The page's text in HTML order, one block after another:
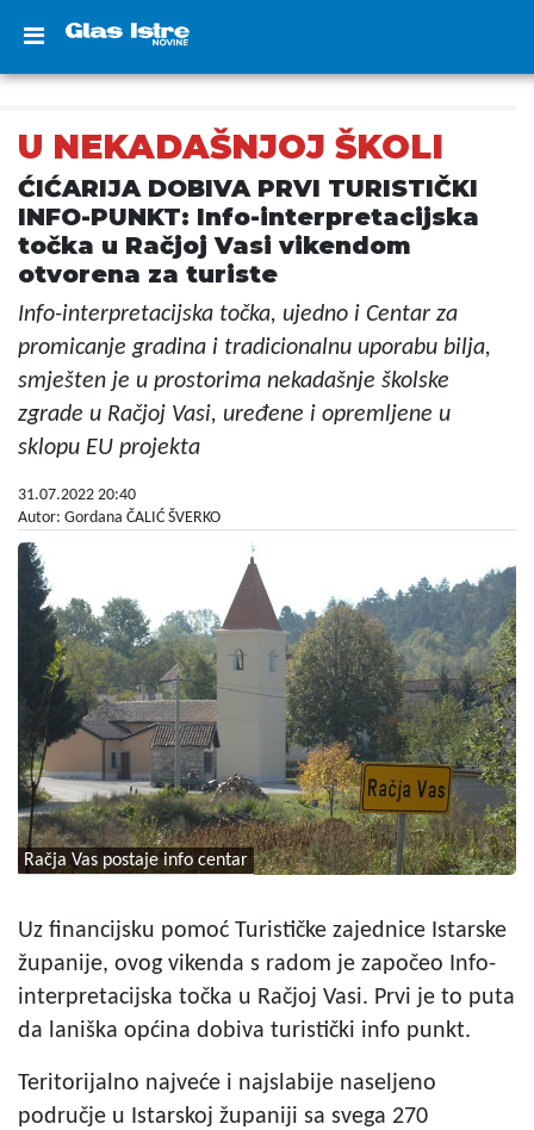
U NEKADAŠNJOJ ŠKOLI
ĆIĆARIJA DOBIVA PRVI TURISTIČKI
INFO-PUNKT: Info-interpretacijska
točka u Račjoj Vasi vikendom
otvorena za turiste
Info-interpretacijska točka, ujedno i Centar za
promicanje gradina i tradicionalnu uporabu bilja,
smješten je u prostorima nekadašnje školske
zgrade u Račjoj Vasi, uređene i opremljene u
sklopu EU projekta
31.07.2022 20:40
Autor: Gordana ČALIĆ ŠVERKO
Račja Vas postaje info centar
Uz financijsku pomoć Turističke zajednice Istarske
županije, ovog vikenda s radom je započeo Info-
interpretacijska točka u Račjoj Vasi. Prvi je to puta
da laniška općina dobiva turistički info punkt.
Teritorijalno najveće i najslabije naseljeno
područje u Istarskoj županiji sa svega 270